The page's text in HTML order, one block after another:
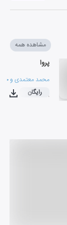
مشاهده همه
پروا
محمد معتمدی و
۰۲:۵۸رایگان